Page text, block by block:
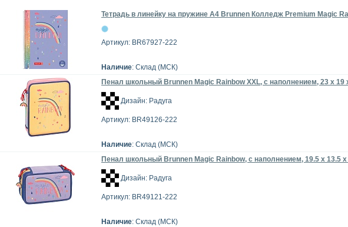
Тетрадь в линейку на пружине А4 Brunnen Колледж Premium Magic
Артикул: BR67927-222
Наличие: Склад (МСК)
Пенал школьный Brunnen Magic Rainbow XXL, с наполнением, 23 x 19
Дизайн: Радуга
Артикул: BR49126-222
Наличие: Склад (МСК)
Пенал школьный Brunnen Magic Rainbow, с наполнением, 19.5 x 13.5
Дизайн: Радуга
Артикул: BR49121-222
Наличие: Склад (МСК)